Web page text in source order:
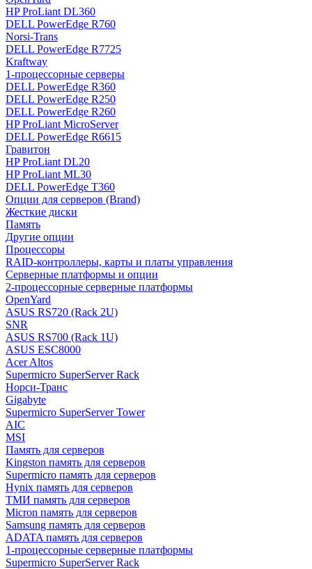
HP ProLiant DL360
DELL PowerEdge R760
Norsi-Trans
DELL PowerEdge R7725
Kraftway
1-процессорные серверы
DELL PowerEdge R360
DELL PowerEdge R250
DELL PowerEdge R260
HP ProLiant MicroServer
DELL PowerEdge R6615
Гравитон
HP ProLiant DL20
HP ProLiant ML30
DELL PowerEdge T360
Опции для серверов (Brand)
Жесткие диски
Память
Другие опции
Процессоры
RAID-контроллеры, карты и платы управления
Серверные платформы и опции
2-процессорные серверные платформы
OpenYard
ASUS RS720 (Rack 2U)
SNR
ASUS RS700 (Rack 1U)
ASUS ESC8000
Acer Altos
Supermicro SuperServer Rack
Норси-Транс
Gigabyte
Supermicro SuperServer Tower
AIC
MSI
Память для серверов
Kingston память для серверов
Supermicro память для серверов
Hynix память для серверов
ТМИ память для серверов
Micron память для серверов
Samsung память для серверов
ADATA память для серверов
1-процессорные серверные платформы
Supermicro SuperServer Rack